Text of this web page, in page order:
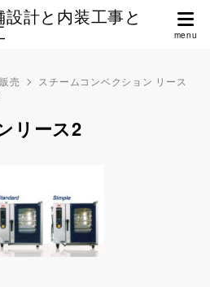
計と内装工事と
売
スチームコンベクション リース
リース2